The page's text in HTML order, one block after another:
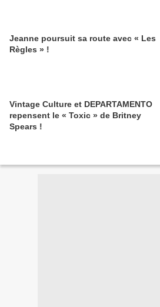
Jeanne poursuit sa route avec « Les
Règles » !
Vintage Culture et DEPARTAMENTO
repensent le « Toxic » de Britney
Spears !